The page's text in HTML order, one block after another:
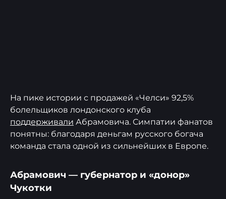
На пике истории с продажей «Челси» 92,5%
болельщиков лондонского клуба
поддерживали Абрамовича. Симпатии фанатов
понятны: благодаря деньгам русского богача
команда стала одной из сильнейших в Европе.
Абрамович — губернатор и «донор»
Чукотки